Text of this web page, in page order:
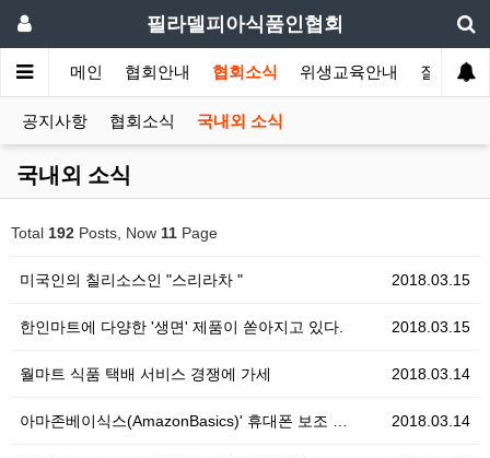
필라델피아식품인협회
메인 협회안내 협회소식 위생교육안내 질의답변
공지사항 협회소식 국내외 소식
국내외 소식
Total 192 Posts, Now 11 Page
2018.03.15
미국인의 칠리소스인 "스리라차 "
2018.03.15
한인마트에 다양한 '생면' 제품이 쏟아지고 있다.
2018.03.14
월마트 식품 택배 서비스 경쟁에 가세
2018.03.14
아마존베이식스(AmazonBasics)' 휴대폰 보조 …